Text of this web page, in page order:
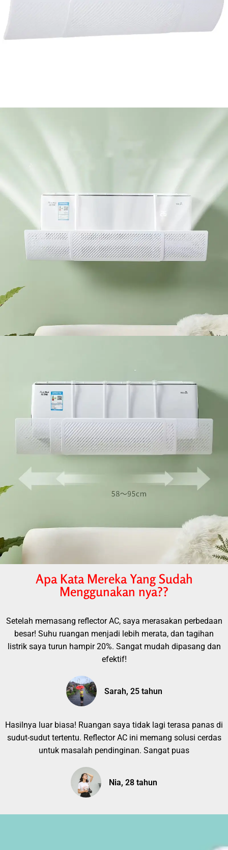
Apa Kata Mereka Yang Sudah
Menggunakan nya??
Setelah memasang reflector AC, saya merasakan perbedaan
besar! Suhu ruangan menjadi lebih merata, dan tagihan
listrik saya turun hampir 20%. Sangat mudah dipasang dan
efektif!
Sarah, 25 tahun
Hasilnya luar biasa! Ruangan saya tidak lagi terasa panas di
sudut-sudut tertentu. Reflector AC ini memang solusi cerdas
untuk masalah pendinginan. Sangat puas
Nia, 28 tahun